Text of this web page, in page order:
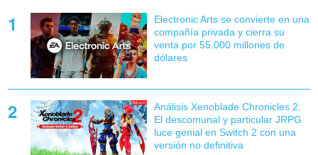
Electronic Arts se convierte en una
compañía privada y cierra su
venta por 55.000 millones de
dólares
Análisis Xenoblade Chronicles 2:
El descomunal y particular JRPG
luce genial en Switch 2 con una
versión no definitiva